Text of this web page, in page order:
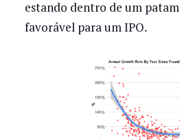
estando dentro de um
favorável para um IPO.